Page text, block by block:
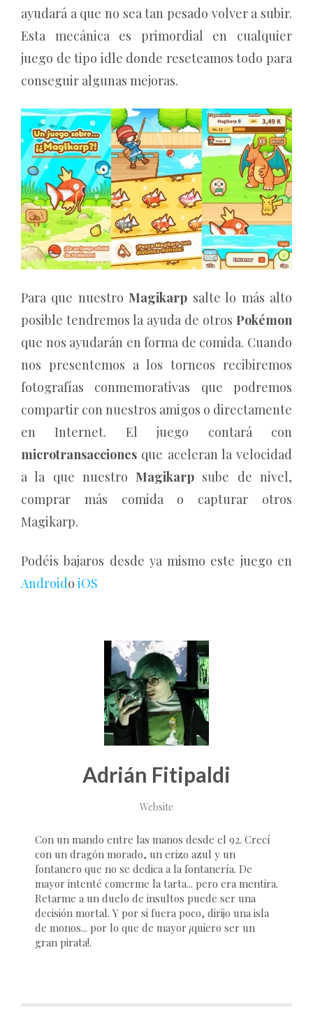
ayudará a que no sea tan pesado volver a subir.
Esta mecánica es primordial en cualquier
juego de tipo idle donde reseteamos todo para
conseguir algunas mejoras.
Para que nuestro Magikarp salte lo más alto
posible tendremos la ayuda de otros Pokémon
que nos ayudarán en forma de comida. Cuando
nos presentemos a los torneos recibiremos
fotografías conmemorativas que podremos
compartir con nuestros amigos o directamente
en Internet. El juego contará con
microtransacciones que aceleran la velocidad
a la que nuestro Magikarp sube de nivel,
comprar más comida o capturar otros
Magikarp.
Podéis bajaros desde ya mismo este juego en
Androido iOS
Adrián Fitipaldi
Website
Con un mando entre las manos desde el 92. Crecí
con un dragón morado, un erizo azul y un
fontanero que no se dedica a la fontanería. De
mayor intenté comerme la tarta... pero era mentira.
Retarme a un duelo de insultos puede ser una
decisión mortal. Y por si fuera poco, dirijo una isla
de monos... por lo que de mayor ¡quiero ser un
gran pirata!.